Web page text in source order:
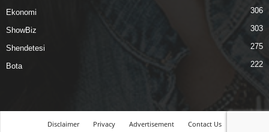
Ekonomi 306
ShowBiz 303
Shendetesi 275
Bota 222
Disclaimer Privacy Advertisement Contact Us